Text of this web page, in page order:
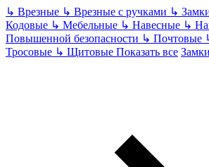
↳ Врезные ↳ Врезные с ручками ↳
Кодовые ↳ Мебельные ↳ Навесные ↳
Повышенной безопасности ↳ Почтовые
Тросовые ↳ Щитовые Показать все